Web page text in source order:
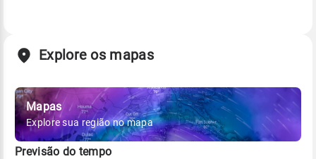
Explore os mapas
Mapas
Explore sua região no mapa
Previsão do tempo